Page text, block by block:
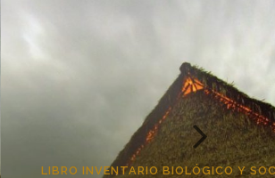
LIBRO INVENTARIO BIOLÓGICO Y